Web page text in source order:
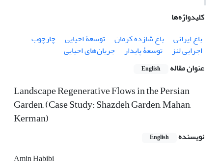
کلیدواژه‌ها
باغ ایرانی
باغ شازده کرمان توسعۀ احیایی
چارچوب
اجرایی لنز
توسعۀ پایدار
جریان‌های احیایی
عنوان مقاله
English
Landscape Regenerative Flows in the Persian
Garden, (Case Study: Shazdeh Garden, Mahan,
Kerman)
نویسنده English
Amin Habibi